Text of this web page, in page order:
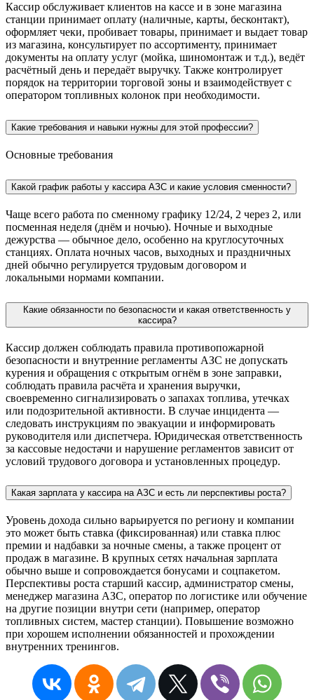
Кассир обслуживает клиентов на кассе и в зоне магазина
станции принимает оплату (наличные, карты, бесконтакт),
оформляет чеки, пробивает товары, принимает и выдает товар
из магазина, консультирует по ассортименту, принимает
документы на оплату услуг (мойка, шиномонтаж и т.д.), ведёт
расчётный день и передаёт выручку. Также контролирует
порядок на территории торговой зоны и взаимодействует с
оператором топливных колонок при необходимости.
Какие требования и навыки нужны для этой профессии?
Основные требования
Какой график работы у кассира АЗС и какие условия сменности?
Чаще всего работа по сменному графику 12/24, 2 через 2, или
посменная неделя (днём и ночью). Ночные и выходные
дежурства — обычное дело, особенно на круглосуточных
станциях. Оплата ночных часов, выходных и праздничных
дней обычно регулируется трудовым договором и
локальными нормами компании.
Какие обязанности по безопасности и какая ответственность у
кассира?
Кассир должен соблюдать правила противопожарной
безопасности и внутренние регламенты АЗС не допускать
курения и обращения с открытым огнём в зоне заправки,
соблюдать правила расчёта и хранения выручки,
своевременно сигнализировать о запахах топлива, утечках
или подозрительной активности. В случае инцидента —
следовать инструкциям по эвакуации и информировать
руководителя или диспетчера. Юридическая ответственность
за кассовые недостачи и нарушение регламентов зависит от
условий трудового договора и установленных процедур.
Какая зарплата у кассира на АЗС и есть ли перспективы роста?
Уровень дохода сильно варьируется по региону и компании
это может быть ставка (фиксированная) или ставка плюс
премии и надбавки за ночные смены, а также процент от
продаж в магазине. В крупных сетях начальная зарплата
обычно выше и сопровождается бонусами и соцпакетом.
Перспективы роста старший кассир, администратор смены,
менеджер магазина АЗС, оператор по логистике или обучение
на другие позиции внутри сети (например, оператор
топливных систем, мастер станции). Повышение возможно
при хорошем исполнении обязанностей и прохождении
внутренних тренингов.